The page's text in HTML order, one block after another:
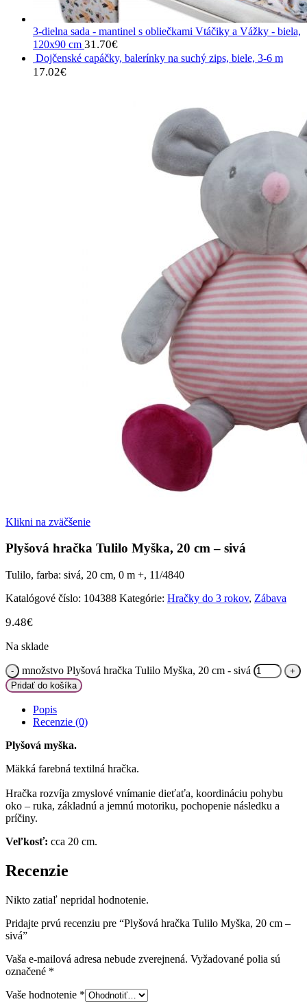
3-dielna sada - mantinel s obliečkami Vtáčiky a Vážky - biela,
120x90 cm 31.70€
Dojčenské capáčky, balerínky na suchý zips, biele, 3-6 m
17.02€
Klikni na zväčšenie
Plyšová hračka Tulilo Myška, 20 cm – sivá
Tulilo, farba: sivá, 20 cm, 0 m +, 11/4840
Katalógové číslo: 104388 Kategórie: Hračky do 3 rokov, Zábava
9.48€
Na sklade
množstvo Plyšová hračka Tulilo Myška, 20 cm - sivá
Pridať do košíka
Popis
Recenzie (0)
Plyšová myška.
Mäkká farebná textilná hračka.
Hračka rozvíja zmyslové vnímanie dieťaťa, koordináciu pohybu
oko – ruka, základnú a jemnú motoriku, pochopenie následku a
príčiny.
Veľkosť: cca 20 cm.
Recenzie
Nikto zatiaľ nepridal hodnotenie.
Pridajte prvú recenziu pre “Plyšová hračka Tulilo Myška, 20 cm –
sivá”
Vaša e-mailová adresa nebude zverejnená. Vyžadované polia sú
označené *
Vaše hodnotenie *